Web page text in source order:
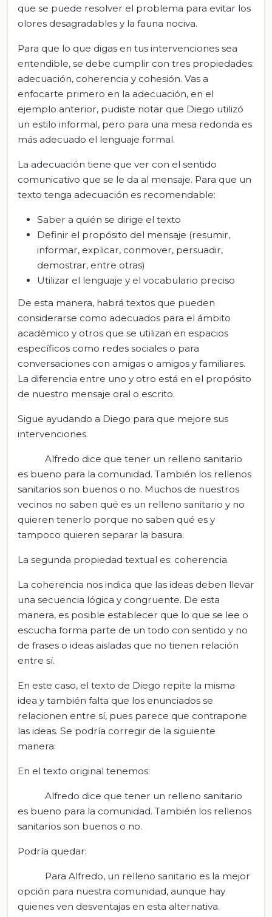
que se puede resolver el problema para evitar los
olores desagradables y la fauna nociva.
Para que lo que digas en tus intervenciones sea
entendible, se debe cumplir con tres propiedades:
adecuación, coherencia y cohesión. Vas a
enfocarte primero en la adecuación, en el
ejemplo anterior, pudiste notar que Diego utilizó
un estilo informal, pero para una mesa redonda es
más adecuado el lenguaje formal.
La adecuación tiene que ver con el sentido
comunicativo que se le da al mensaje. Para que un
texto tenga adecuación es recomendable:
Saber a quién se dirige el texto
Definir el propósito del mensaje (resumir,
informar, explicar, conmover, persuadir,
demostrar, entre otras)
Utilizar el lenguaje y el vocabulario preciso
De esta manera, habrá textos que pueden
considerarse como adecuados para el ámbito
académico y otros que se utilizan en espacios
específicos como redes sociales o para
conversaciones con amigas o amigos y familiares.
La diferencia entre uno y otro está en el propósito
de nuestro mensaje oral o escrito.
Sigue ayudando a Diego para que mejore sus
intervenciones.
Alfredo dice que tener un relleno sanitario
es bueno para la comunidad. También los rellenos
sanitarios son buenos o no. Muchos de nuestros
vecinos no saben qué es un relleno sanitario y no
quieren tenerlo porque no saben qué es y
tampoco quieren separar la basura.
La segunda propiedad textual es: coherencia.
La coherencia nos indica que las ideas deben llevar
una secuencia lógica y congruente. De esta
manera, es posible establecer que lo que se lee o
escucha forma parte de un todo con sentido y no
de frases o ideas aisladas que no tienen relación
entre sí.
En este caso, el texto de Diego repite la misma
idea y también falta que los enunciados se
relacionen entre sí, pues parece que contrapone
las ideas. Se podría corregir de la siguiente
manera:
En el texto original tenemos:
Alfredo dice que tener un relleno sanitario
es bueno para la comunidad. También los rellenos
sanitarios son buenos o no.
Podría quedar:
Para Alfredo, un relleno sanitario es la mejor
opción para nuestra comunidad, aunque hay
quienes ven desventajas en esta alternativa.